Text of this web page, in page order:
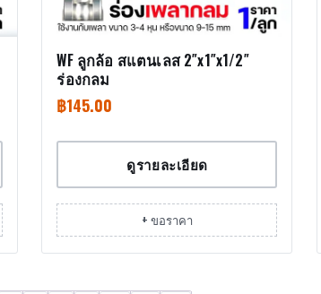
WF ลูกล้อ สแตนเลส 2″x1″x1/2″
ร่องกลม
฿145.00
ดูรายละเอียด
+ ขอราคา